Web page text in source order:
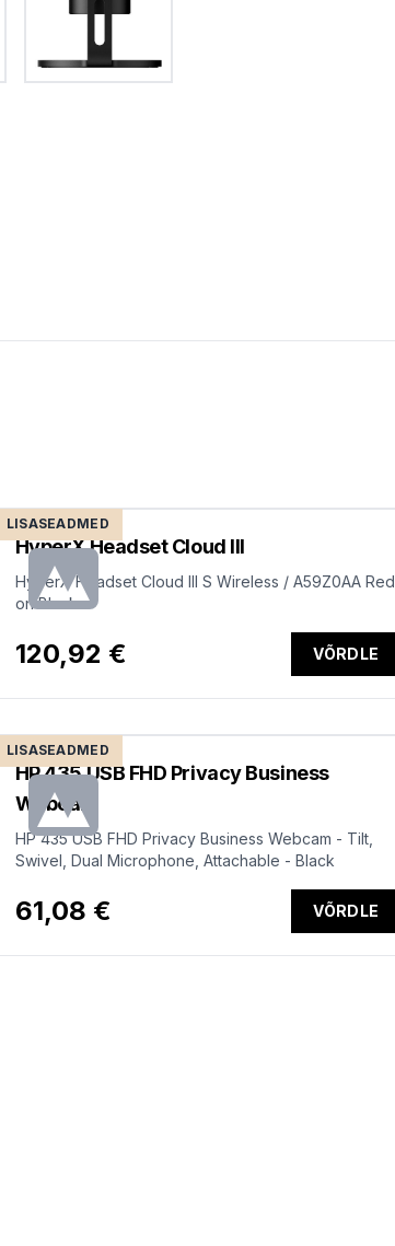
LISASEADMED
HyperX Headset Cloud III
HyperX Headset Cloud III S Wireless / A59Z0AA Red
on Black
120,92 € VÕRDLE
LISASEADMED
HP 435 USB FHD Privacy Business
Webcam
HP 435 USB FHD Privacy Business Webcam - Tilt,
Swivel, Dual Microphone, Attachable - Black
61,08 € VÕRDLE